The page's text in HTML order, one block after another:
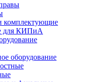
комплектующие
для КИПиА
оборудование